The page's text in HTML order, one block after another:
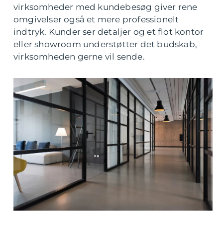
virksomheder med kundebesøg giver rene
omgivelser også et mere professionelt
indtryk. Kunder ser detaljer og et flot kontor
eller showroom understøtter det budskab,
virksomheden gerne vil sende.